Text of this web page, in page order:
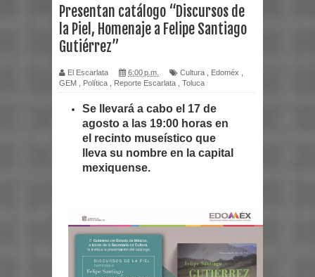
Presentan catálogo “Discursos de
la Piel, Homenaje a Felipe Santiago
Gutiérrez”
El Escarlata 6:00 p.m. Cultura Edoméx
GEM
Política Reporte Escarlata Toluca
Se llevará a cabo el 17 de
agosto a las 19:00 horas en
el recinto museístico que
lleva su nombre en la capital
mexiquense.